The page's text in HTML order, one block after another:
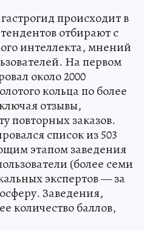
происходит в
отбирают с
интеллекта, мнений
На первом
около 2000
кольца по более
отзывы,
повторных заказов.
список из 503
этапом заведения
(более семи
экспертов — за
Заведения,
количество баллов,